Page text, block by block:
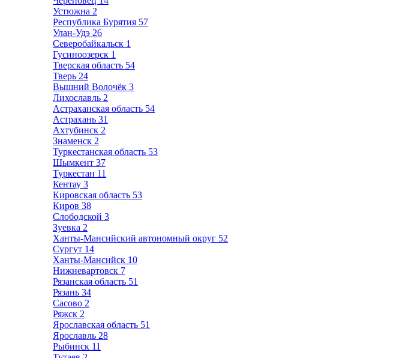
Устюжна 2
Республика Бурятия 57
Улан-Удэ 26
Северобайкальск 1
Гусиноозерск 1
Тверская область 54
Тверь 24
Вышний Волочёк 3
Лихославль 2
Астраханская область 54
Астрахань 31
Ахтубинск 2
Знаменск 2
Туркестанская область 53
Шымкент 37
Туркестан 11
Кентау 3
Кировская область 53
Киров 38
Слободской 3
Зуевка 2
Ханты-Мансийский автономный округ 52
Сургут 14
Ханты-Мансийск 10
Нижневартовск 7
Рязанская область 51
Рязань 34
Сасово 2
Ряжск 2
Ярославская область 51
Ярославль 28
Рыбинск 11